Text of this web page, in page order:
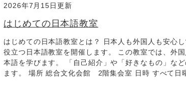
2026年7月15日更新
はじめての日本語教室
はじめての日本語教室とは？ 日本人も外国人も安心
役立つ日本語教室を開催します。 この教室では、外
本語を学びます。 「自己紹介」や「好きなもの」な
ます。 場所 総合文化会館 2階集会室 日時 すべて